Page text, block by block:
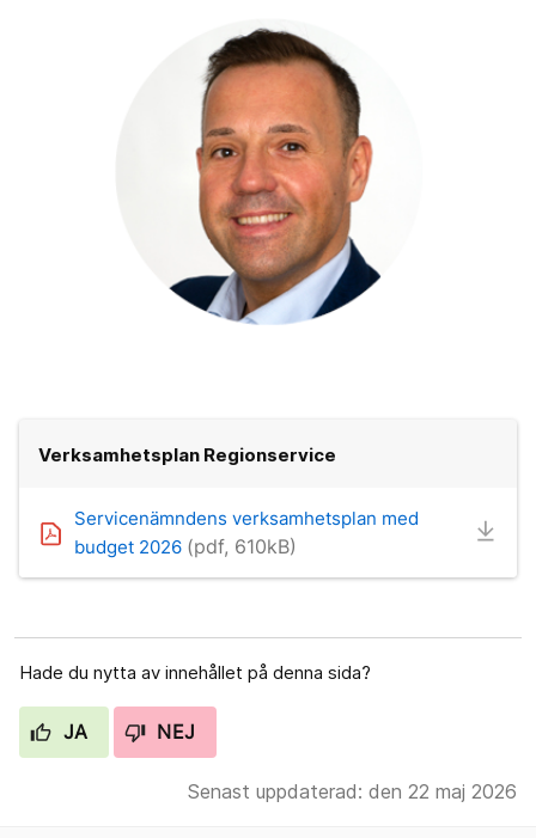
Verksamhetsplan Regionservice
Servicenämndens verksamhetsplan med
budget 2026 (pdf, 610kB)
Hade du nytta av innehållet på denna sida?
JA NEJ
Senast uppdaterad: den 22 maj 2026